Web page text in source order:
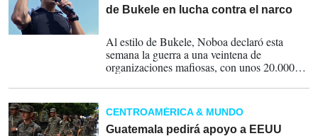
de Bukele en lucha contra el narco
Al estilo de Bukele, Noboa declaró esta
semana la guerra a una veintena de
organizaciones mafiosas, con unos 20.000
domingo con motines carcelarios, guardias
penitenciarios tomados como rehenes por
presos y ataques con explosivos.
CENTROAMÉRICA & MUNDO
Guatemala pedirá apoyo a EEUU